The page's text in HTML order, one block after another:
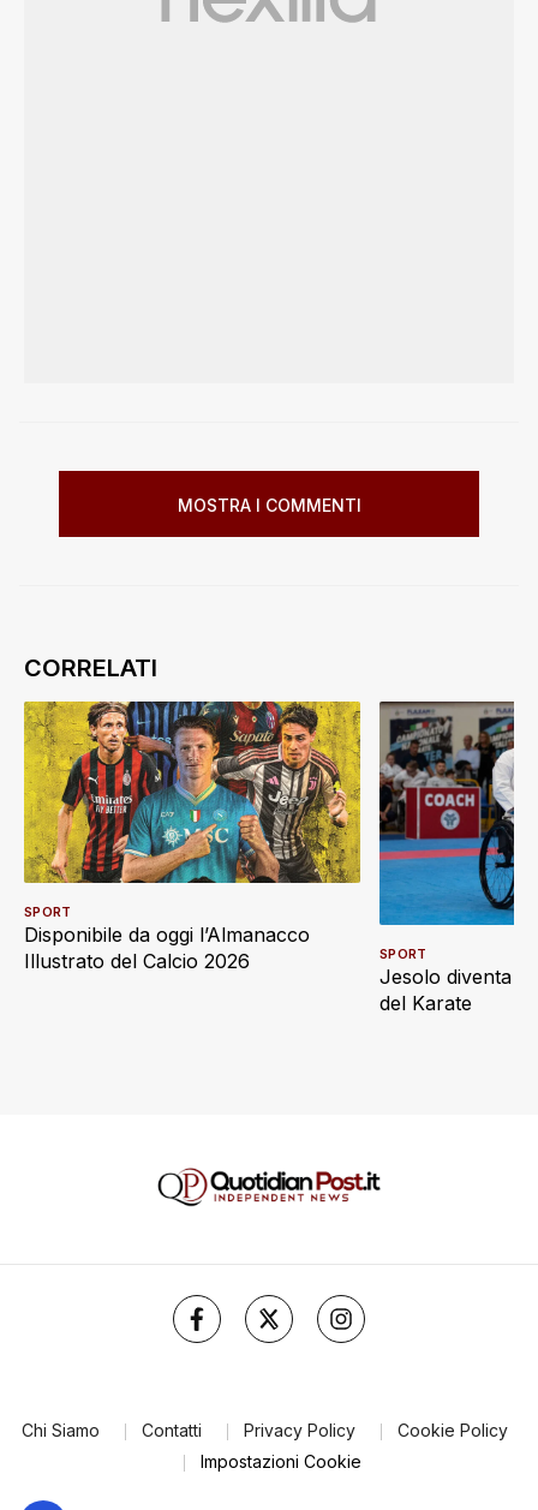
MOSTRA I COMMENTI
Disponibile da oggi l’Almanacco
Illustrato del Calcio 2026
SPORT
Jesolo diventa
del Karate
SPORT
Chi Siamo Contatti Privacy Policy
Cookie Policy
Impostazioni Cookie